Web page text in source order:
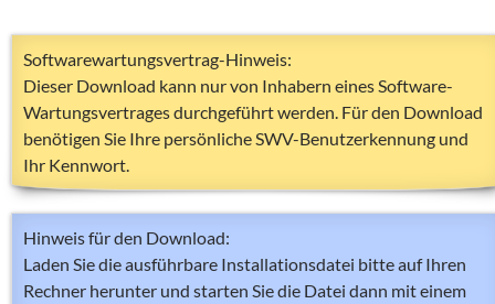
Softwarewartungsvertrag-Hinweis:
Dieser Download kann nur von Inhabern eines Software-
Wartungsvertrages durchgeführt werden. Für den Download
benötigen Sie Ihre persönliche SWV-Benutzerkennung und
Ihr Kennwort.
Hinweis für den Download:
Laden Sie die ausführbare Installationsdatei bitte auf Ihren
Rechner herunter und starten Sie die Datei dann mit einem